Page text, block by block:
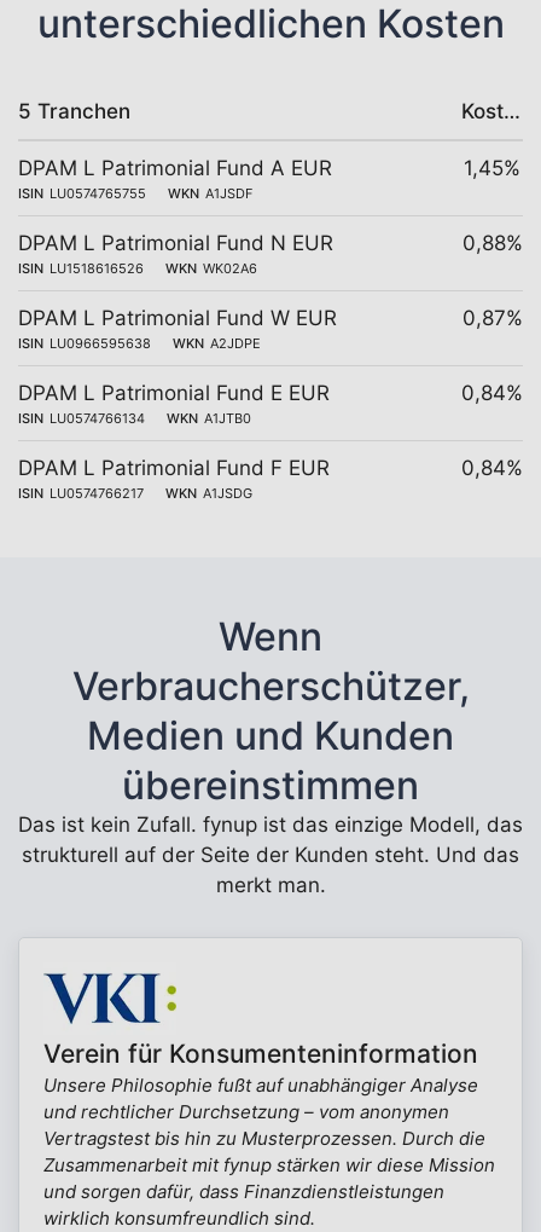
unterschiedlichen Kosten
5 Tranchen Kosten
DPAM L Patrimonial Fund A EUR
ISIN LU0574765755 WKN A1JSDF
1,45%
DPAM L Patrimonial Fund N EUR
ISIN LU1518616526 WKN WK02A6
0,88%
DPAM L Patrimonial Fund W EUR
ISIN LU0966595638 WKN A2JDPE
0,87%
DPAM L Patrimonial Fund E EUR
ISIN LU0574766134 WKN A1JTB0
0,84%
DPAM L Patrimonial Fund F EUR
ISIN LU0574766217 WKN A1JSDG
0,84%
Wenn
Verbraucherschützer,
Medien und Kunden
übereinstimmen
Das ist kein Zufall. fynup ist das einzige Modell, das
strukturell auf der Seite der Kunden steht. Und das
merkt man.
Verein für Konsumenteninformation
Unsere Philosophie fußt auf unabhängiger Analyse
und rechtlicher Durchsetzung – vom anonymen
Vertragstest bis hin zu Musterprozessen. Durch die
Zusammenarbeit mit fynup stärken wir diese Mission
und sorgen dafür, dass Finanzdienstleistungen
wirklich konsumfreundlich sind.